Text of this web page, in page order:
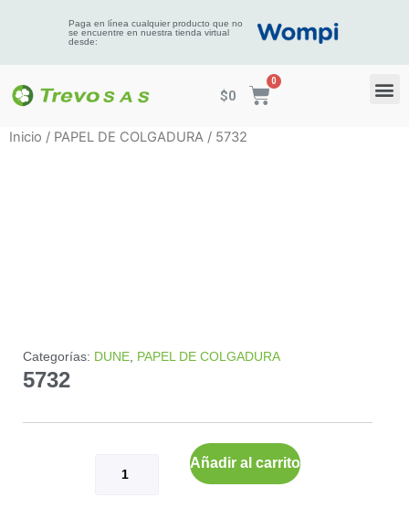
Paga en línea cualquier producto que no
se encuentre en nuestra tienda virtual
desde:
$0
Inicio / PAPEL DE COLGADURA / 5732
Categorías: DUNE PAPEL DE COLGADURA
5732
Añadir al carrito